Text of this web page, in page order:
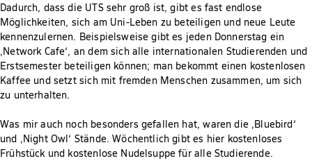
Dadurch, dass die UTS sehr groß ist, gibt es fast endlose
Möglichkeiten, sich am Uni-Leben zu beteiligen und neue Leute
kennenzulernen. Beispielsweise gibt es jeden Donnerstag ein
‚Network Cafe‘, an dem sich alle internationalen Studierenden und
Erstsemester beteiligen können; man bekommt einen kostenlosen
Kaffee und setzt sich mit fremden Menschen zusammen, um sich
zu unterhalten.
Was mir auch noch besonders gefallen hat, waren die ‚Bluebird‘
und ‚Night Owl‘ Stände. Wöchentlich gibt es hier kostenloses
Frühstück und kostenlose Nudelsuppe für alle Studierende.